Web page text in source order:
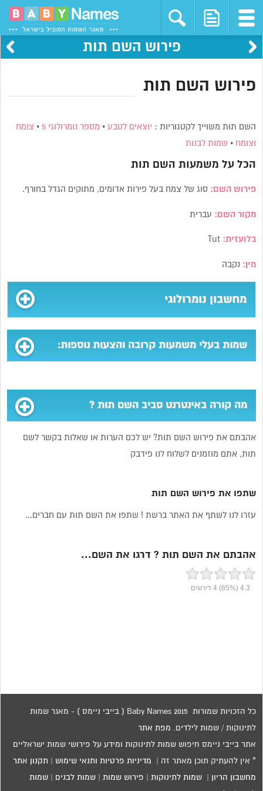
פירוש השם תות
פירוש השם תות
השם תות משוייך לקטגוריות : יוצאים לטבע • מספר נומרולוגי 5 • צומח
וצומח • שמות לבנות
הכל על משמעות השם תות
פירוש השם: סוג של צמח בעל פירות אדומים, מתוקים הגדל בחורף.
מקור השם: עברית
בלועזית: Tut
מין: נקבה
מחשבון נומרולוגי
שמות בעלי משמעות קרובה והצעות נוספות:
מה קורה באינטרנט סביב השם תות ?
אהבתם את פירוש השם תות? יש לכם הערות או שאלות בקשר לשם
תות, אתם מוזמנים לשלוח לנו פידבק
שתפו את פירוש השם תות
עזרו לנו לשתף את האתר ברשת ! שתפו את השם תות עם חברים...
אהבתם את השם תות ? דרגו את השם...
4.3
(85%)
4דירוגים
כל הזכויות שמורות 2015 Baby Names ( בייבי ניימס ) - מאגר שמות
לתינוקות / שמות לילדים. מפת אתר
אתר בייבי ניימס חיפוש שמות לתינוקות ומידע על פירושי שמות ישראליים
* אין להעתיק תוכן מאתר זה | מדיניות פרטיות ותנאי שימוש תקנון אתר
מחשבון הריון |שמות לתינוקות פירוש שמות |שמות לבנים |שמות